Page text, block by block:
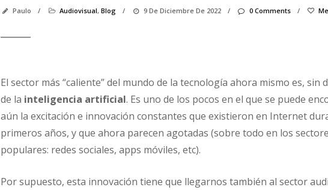
Paulo / Audiovisual, Blog / 9 De Diciembre De 2022 / 0 Comments /
El sector más “caliente” del mundo de la tecnología ahora mismo es, sin
de la inteligencia artificial. Es uno de los pocos en el que se puede
aún la excitación e innovación constantes que existieron en Internet
primeros años, y que ahora parecen agotadas (sobre todo en los
populares: redes sociales, apps móviles, etc).
Por supuesto, esta innovación tiene que llegarnos también al sector